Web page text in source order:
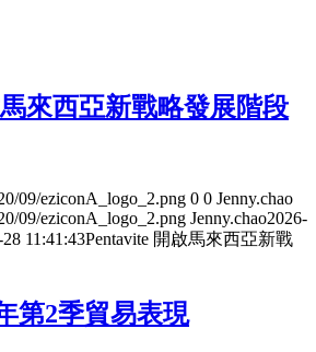
來西亞新戰略發展階段
09/eziconA_logo_2.png 0 0 Jenny.chao
09/eziconA_logo_2.png Jenny.chao2026-
11:41:43Pentavite 開啟馬來西亞新戰
第2季貿易表現